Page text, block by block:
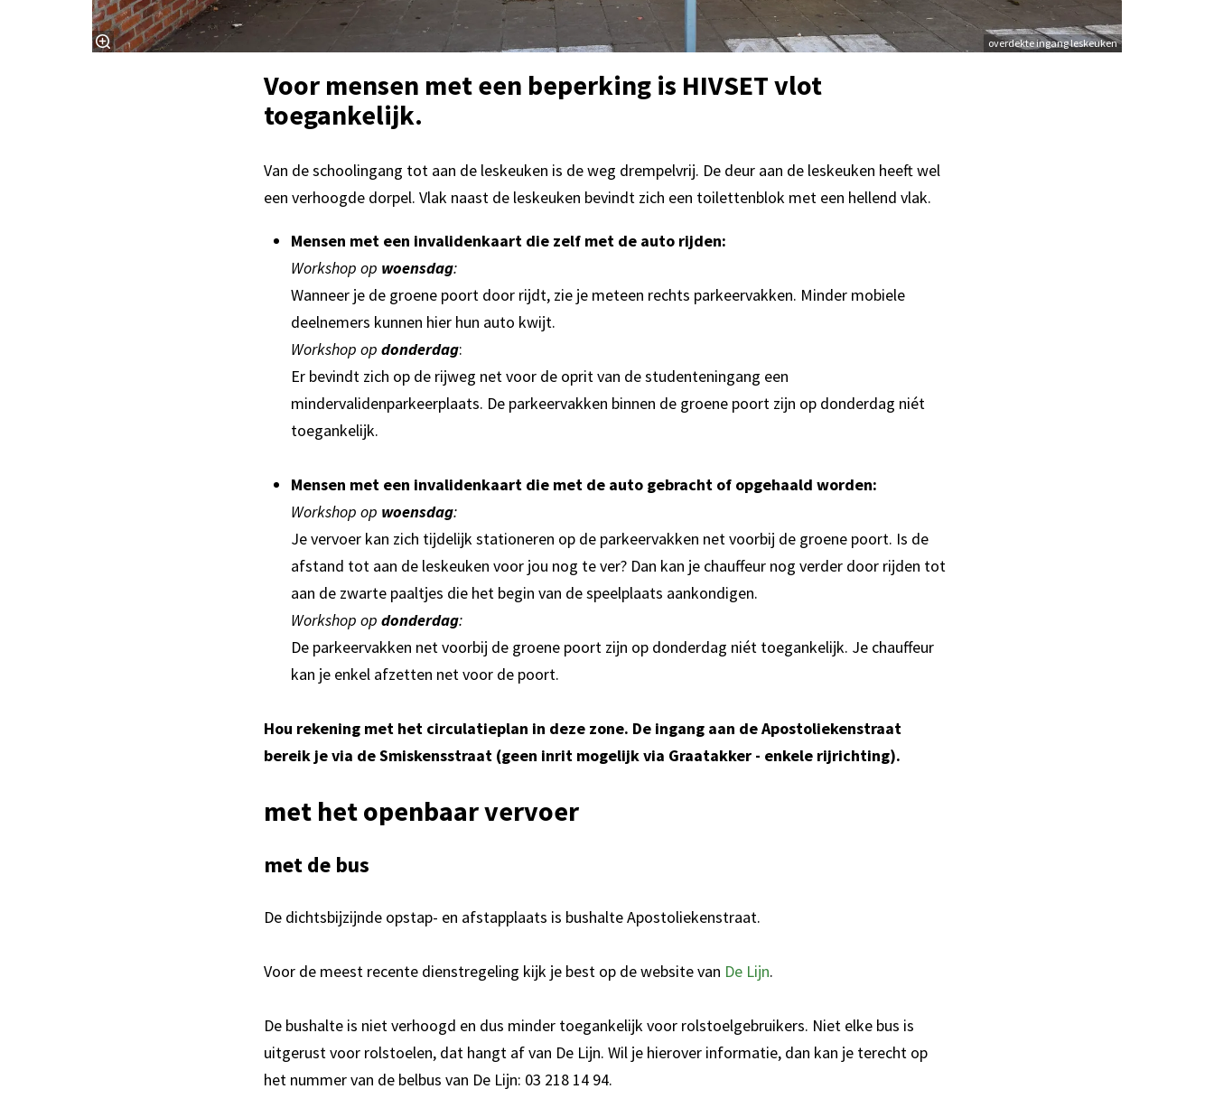
overdekte ingang leskeuken
Voor mensen met een beperking is HIVSET vlot
toegankelijk.
Van de schoolingang tot aan de leskeuken is de weg drempelvrij. De deur aan de leskeuken heeft wel
een verhoogde dorpel. Vlak naast de leskeuken bevindt zich een toilettenblok met een hellend vlak.
Mensen met een invalidenkaart die zelf met de auto rijden:
Workshop op woensdag:
Wanneer je de groene poort door rijdt, zie je meteen rechts parkeervakken. Minder mobiele
deelnemers kunnen hier hun auto kwijt.
Workshop opdonderdag:
Er bevindt zich op de rijweg net voor de oprit van de studenteningang een
mindervalidenparkeerplaats. De parkeervakken binnen de groene poort zijn op donderdag niét
toegankelijk.
Mensen met een invalidenkaart die met de auto gebracht of opgehaald worden:
Workshop op woensdag:
Je vervoer kan zich tijdelijk stationeren op de parkeervakken net voorbij de groene poort. Is de
afstand tot aan de leskeuken voor jou nog te ver? Dan kan je chauffeur nog verder door rijden tot
aan de zwarte paaltjes die het begin van de speelplaats aankondigen.
Workshop opdonderdag:
De parkeervakken net voorbij de groene poort zijn op donderdag niét toegankelijk. Je chauffeur
kan je enkel afzetten net voor de poort.
Hou rekening met het circulatieplan in deze zone. De ingang aan de Apostoliekenstraat
bereik je via de Smiskensstraat (geen inrit mogelijk via Graatakker - enkele rijrichting).
met het openbaar vervoer
met de bus
De dichtsbijzijnde opstap- en afstapplaats is bushalte Apostoliekenstraat.
Voor de meest recente dienstregeling kijk je best op de website van De Lijn.
De bushalte is niet verhoogd en dus minder toegankelijk voor rolstoelgebruikers. Niet elke bus is
uitgerust voor rolstoelen, dat hangt af van De Lijn. Wil je hierover informatie, dan kan je terecht op
het nummer van de belbus van De Lijn: 03 218 14 94.